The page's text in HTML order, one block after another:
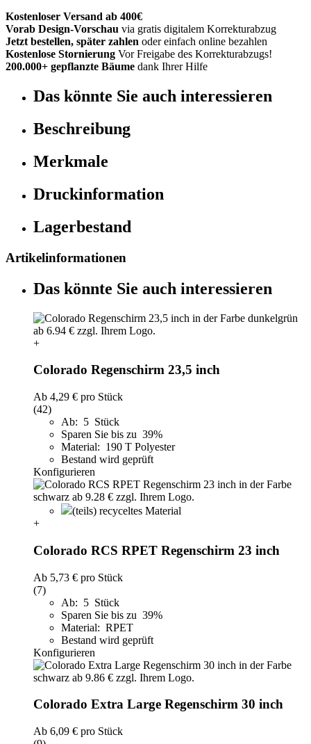
Kostenloser Versand ab 400€
Vorab Design-Vorschau via gratis digitalem Korrekturabzug
Jetzt bestellen, später zahlen oder einfach online bezahlen
Kostenlose Stornierung Vor Freigabe des Korrekturabzugs!
200.000+ gepflanzte Bäume dank Ihrer Hilfe
Das könnte Sie auch interessieren
Beschreibung
Merkmale
Druckinformation
Lagerbestand
Artikelinformationen
Das könnte Sie auch interessieren
+
Colorado Regenschirm 23,5 inch
Ab 4,29 € pro Stück
(42)
Ab: 5 Stück
Sparen Sie bis zu 39%
Material: 190 T Polyester
Bestand wird geprüft
Konfigurieren
(teils) recyceltes Material
+
Colorado RCS RPET Regenschirm 23 inch
Ab 5,73 € pro Stück
(7)
Ab: 5 Stück
Sparen Sie bis zu 39%
Material: RPET
Bestand wird geprüft
Konfigurieren
Colorado Extra Large Regenschirm 30 inch
Ab 6,09 € pro Stück